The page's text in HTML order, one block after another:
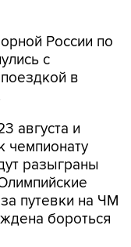
России по
с
в
августа и
чемпионату
разыграны
путевки на ЧМ
бороться